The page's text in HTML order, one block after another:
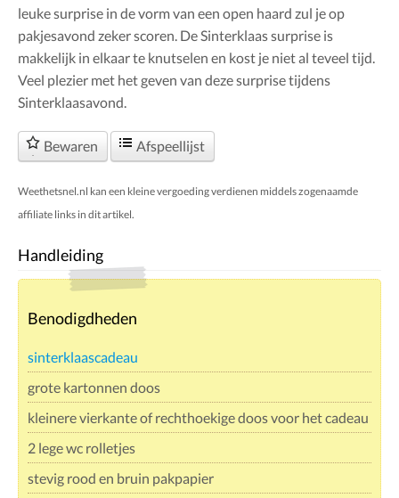
leuke surprise in de vorm van een open haard zul je op
pakjesavond zeker scoren. De Sinterklaas surprise is
makkelijk in elkaar te knutselen en kost je niet al teveel tijd.
Veel plezier met het geven van deze surprise tijdens
Sinterklaasavond.
Bewaren Afspeellijst
Weethetsnel.nl kan een kleine vergoeding verdienen middels zogenaamde
affiliate links in dit artikel.
Handleiding
Benodigdheden
sinterklaascadeau
grote kartonnen doos
kleinere vierkante of rechthoekige doos voor het cadeau
2 lege wc rolletjes
stevig rood en bruin pakpapier